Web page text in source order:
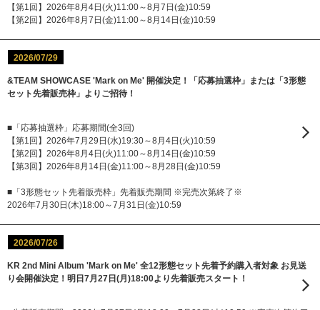
【第1回】2026年8月4日(火)11:00～8月7日(金)10:59
【第2回】2026年8月7日(金)11:00～8月14日(金)10:59
2026/07/29
&TEAM SHOWCASE 'Mark on Me' 開催決定！「応募抽選枠」または「3形態
セット先着販売枠」よりご招待！
■「応募抽選枠」応募期間(全3回)
【第1回】2026年7月29日(水)19:30～8月4日(火)10:59
【第2回】2026年8月4日(火)11:00～8月14日(金)10:59
【第3回】2026年8月14日(金)11:00～8月28日(金)10:59
■「3形態セット先着販売枠」先着販売期間 ※完売次第終了※
2026年7月30日(木)18:00～7月31日(金)10:59
2026/07/26
KR 2nd Mini Album 'Mark on Me' 全12形態セット先着予約購入者対象 お見送
り会開催決定！明日7月27日(月)18:00より先着販売スタート！